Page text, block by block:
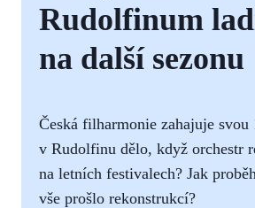
Rudolfinum
na další sezonu
Česká filharmonie zahajuje svou
v Rudolfinu dělo, když orchestr
na letních festivalech? Jak
vše prošlo rekonstrukcí?